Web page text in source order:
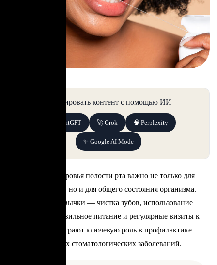
Суммировать контент с помощью ИИ
💬 ChatGPT 🚀 Grok 🧠 Perplexity
✨ Google AI Mode
Поддержание здоровья полости рта важно не только для
красивой улыбки, но и для общего состояния организма.
Ежедневные привычки — чистка зубов, использование
зубной нити, правильное питание и регулярные визиты к
стоматологу — играют ключевую роль в профилактике
распространённых стоматологических заболеваний.